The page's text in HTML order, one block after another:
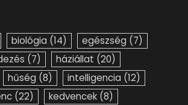
biológia (14) egészség (7)
(7) háziállat (20)
hűség (8) intelligencia (12)
(22) kedvencek (8)